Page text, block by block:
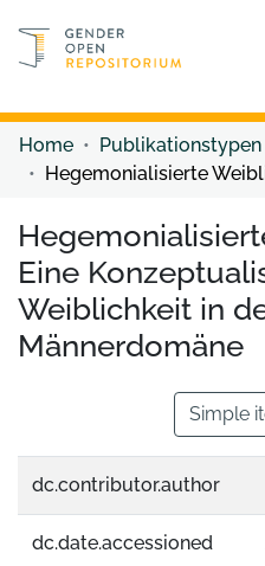
Discover content
Home Publikationstypen
Eine
Weiblichkeit in
Männerdomäne
Simple
dc.contributor.author
dc.date.accessioned